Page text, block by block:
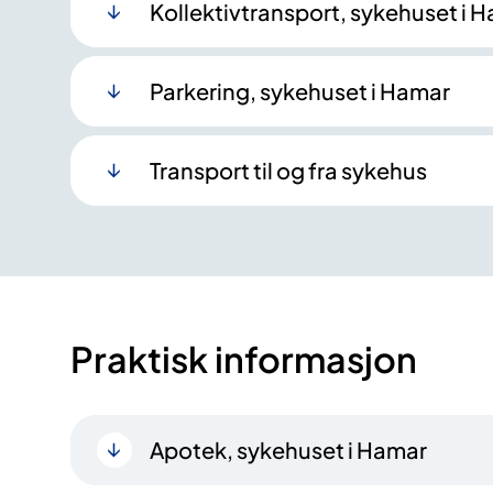
Kollektivtransport, sykehuset i
Parkering, sykehuset i Hamar
Transport til og fra sykehus
Praktisk informasjon
Apotek, sykehuset i Hamar